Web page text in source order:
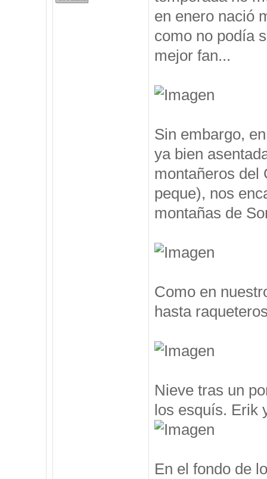
en enero nació
como no podía
mejor fan...
Sin embargo,
ya bien
montañeros del
peque), nos
montañas de
Como en
hasta
Nieve tras un
los esquís. Erik
En el fondo de